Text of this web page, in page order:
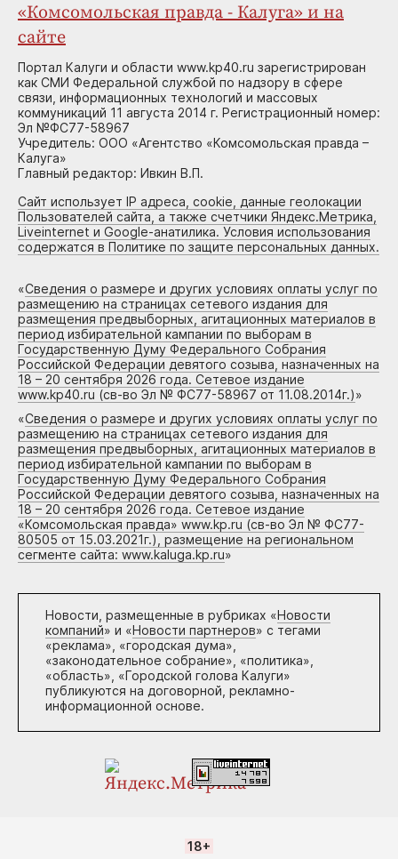
«Комсомольская правда - Калуга» и на
сайте
Портал Калуги и области www.kp40.ru зарегистрирован
как СМИ Федеральной службой по надзору в сфере
связи, информационных технологий и массовых
коммуникаций 11 августа 2014 г. Регистрационный номер:
Эл №ФС77-58967
Учредитель: ООО «Агентство «Комсомольская правда –
Калуга»
Главный редактор: Ивкин В.П.
Сайт использует IP адреса, cookie, данные геолокации
Пользователей сайта, а также счетчики Яндекс.Метрика,
Liveinternet и Google-анатилика. Условия использования
содержатся в Политике по защите персональных данных.
«Сведения о размере и других условиях оплаты услуг по
размещению на страницах сетевого издания для
размещения предвыборных, агитационных материалов в
период избирательной кампании по выборам в
Государственную Думу Федерального Собрания
Российской Федерации девятого созыва, назначенных на
18 – 20 сентября 2026 года. Сетевое издание
www.kp40.ru (св-во Эл № ФС77-58967 от 11.08.2014г.)»
«Сведения о размере и других условиях оплаты услуг по
размещению на страницах сетевого издания для
размещения предвыборных, агитационных материалов в
период избирательной кампании по выборам в
Государственную Думу Федерального Собрания
Российской Федерации девятого созыва, назначенных на
18 – 20 сентября 2026 года. Сетевое издание
«Комсомольская правда» www.kp.ru (св-во Эл № ФС77-
80505 от 15.03.2021г.), размещение на региональном
сегменте сайта: www.kaluga.kp.ru»
Новости, размещенные в рубриках «Новости
компаний» и «Новости партнеров» с тегами
«реклама», «городская дума»,
«законодательное собрание», «политика»,
«область», «Городской голова Калуги»
публикуются на договорной, рекламно-
информационной основе.
18+